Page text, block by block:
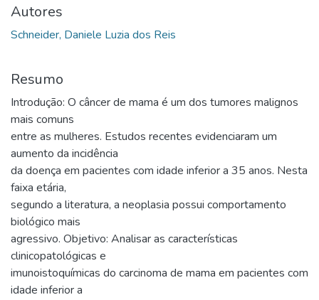
Autores
Schneider, Daniele Luzia dos Reis
Resumo
Introdução: O câncer de mama é um dos tumores malignos
mais comuns
entre as mulheres. Estudos recentes evidenciaram um
aumento da incidência
da doença em pacientes com idade inferior a 35 anos. Nesta
faixa etária,
segundo a literatura, a neoplasia possui comportamento
biológico mais
agressivo. Objetivo: Analisar as características
clinicopatológicas e
imunoistoquímicas do carcinoma de mama em pacientes com
idade inferior a